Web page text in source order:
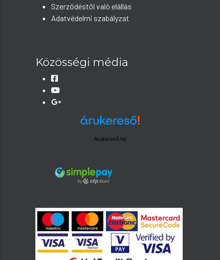
Szerződéstől való elállás
Adatvédelmi szabályzat
Közösségi média
Árukereső.hu